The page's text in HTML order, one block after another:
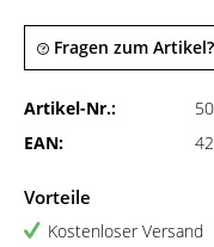
Fragen zum Artikel?
Artikel-Nr.:
EAN:
Vorteile
Kostenloser Versand